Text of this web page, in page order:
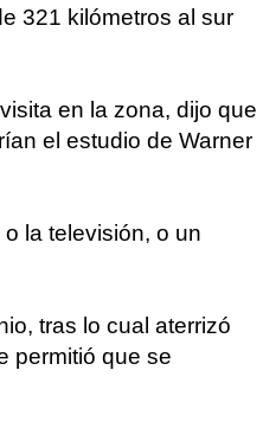
321 kilómetros al sur
en la zona, dijo que
el estudio de Warner
la televisión, o un
tras lo cual aterrizó
permitió que se